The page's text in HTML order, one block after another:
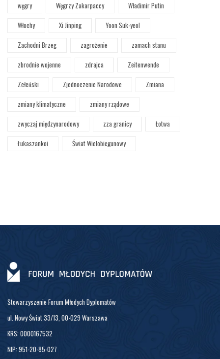
węgry
Węgrzy Zakarpaccy
Władimir Putin
Włochy
Xi Jinping
Yoon Suk-yeol
Zachodni Brzeg
zagrożenie
zamach stanu
zbrodnie wojenne
zdrajca
Zeitenwende
Zełeński
Zjednoczenie Narodowe
Zmiana
zmiany klimatyczne
zmiany rządowe
zwyczaj międzynarodowy
zza granicy
Łotwa
Łukaszankoi
Świat Wielobiegunowy
Stowarzyszenie Forum Młodych Dyplomatów
ul. Nowy Świat 33/13, 00-029 Warszawa
KRS: 0000167532
NIP: 951-20-85-027